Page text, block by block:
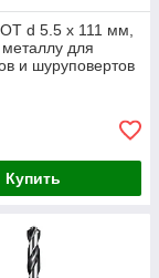
d 5.5 х 111 мм,
для
и шуруповертов
Купить